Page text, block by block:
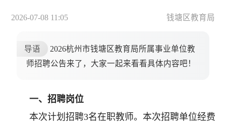
2026-07-08 11:05 钱塘区教育局
导语
2026杭州市钱塘区教育局所属事业单位教
师招聘公告来了，大家一起来看看具体内容吧！
一、招聘岗位
本次计划招聘3名在职教师。本次招聘单位经费